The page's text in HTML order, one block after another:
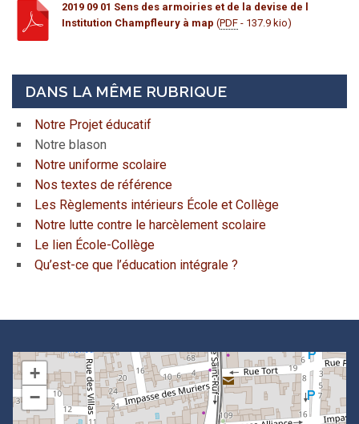
2019 09 01 Sens des armoiries et de la devise de l
Institution Champfleury à map (PDF - 137.9 kio)
DANS LA MÊME RUBRIQUE
Notre Projet éducatif
Notre blason
Notre uniforme scolaire
Nos textes de référence
Les Règlements intérieurs École et Collège
Notre lutte contre le harcèlement scolaire
Le lien École-Collège
Qu’est-ce que l’éducation intégrale ?
+
−